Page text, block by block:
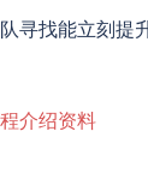
寻找能立刻提
介绍资料